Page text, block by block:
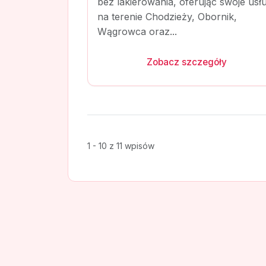
na terenie Chodzieży, Obornik,
Wągrowca oraz...
Zobacz szczegóły
1 - 10 z 11 wpisów